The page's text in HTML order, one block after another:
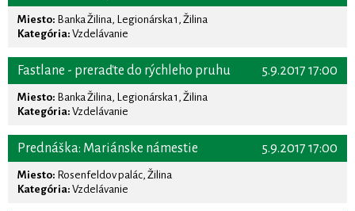
Miesto: Banka Žilina, Legionárska 1, Žilina
Kategória: Vzdelávanie
5.9.2017 17:00
Fastlane - preraďte do rýchleho pruhu
Miesto: Banka Žilina, Legionárska 1, Žilina
Kategória: Vzdelávanie
5.9.2017 17:00
Prednáška: Mariánske námestie
Miesto: Rosenfeldov palác, Žilina
Kategória: Vzdelávanie